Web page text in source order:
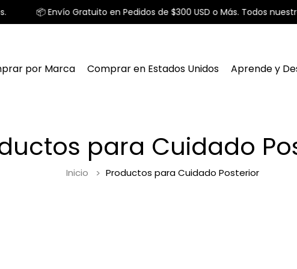
📦 Envío Gratuito en Pedidos de $300 USD o Más. Todos
por Marca Comprar en Estados Unidos Aprende y
para Cuidado
Inicio Productos para Cuidado Posterior